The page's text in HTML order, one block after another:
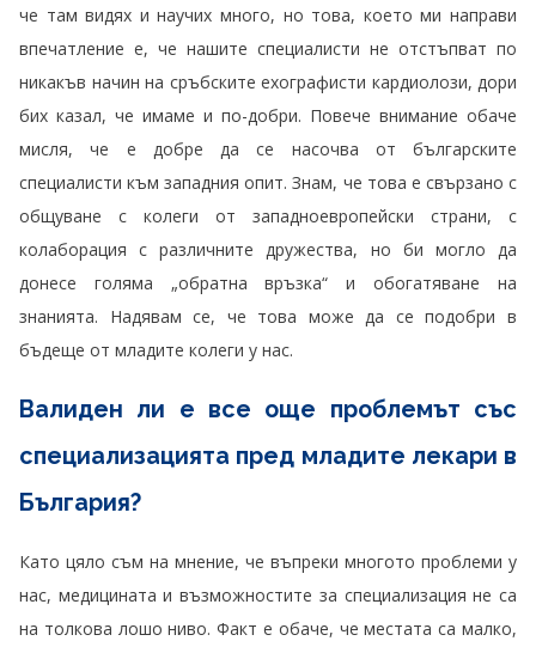
че там видях и научих много, но това, което ми направи
впечатление е, че нашите специалисти не отстъпват по
никакъв начин на сръбските ехографисти кардиолози, дори
бих казал, че имаме и по-добри. Повече внимание обаче
мисля, че е добре да се насочва от българските
специалисти към западния опит. Знам, че това е свързано с
общуване с колеги от западноевропейски страни, с
колаборация с различните дружества, но би могло да
донесе голяма „обратна връзка“ и обогатяване на
знанията. Надявам се, че това може да се подобри в
бъдеще от младите колеги у нас.
Валиден ли е все още проблемът със
специализацията пред младите лекари в
България?
Като цяло съм на мнение, че въпреки многото проблеми у
нас, медицината и възможностите за специализация не са
на толкова лошо ниво. Факт е обаче, че местата са малко,